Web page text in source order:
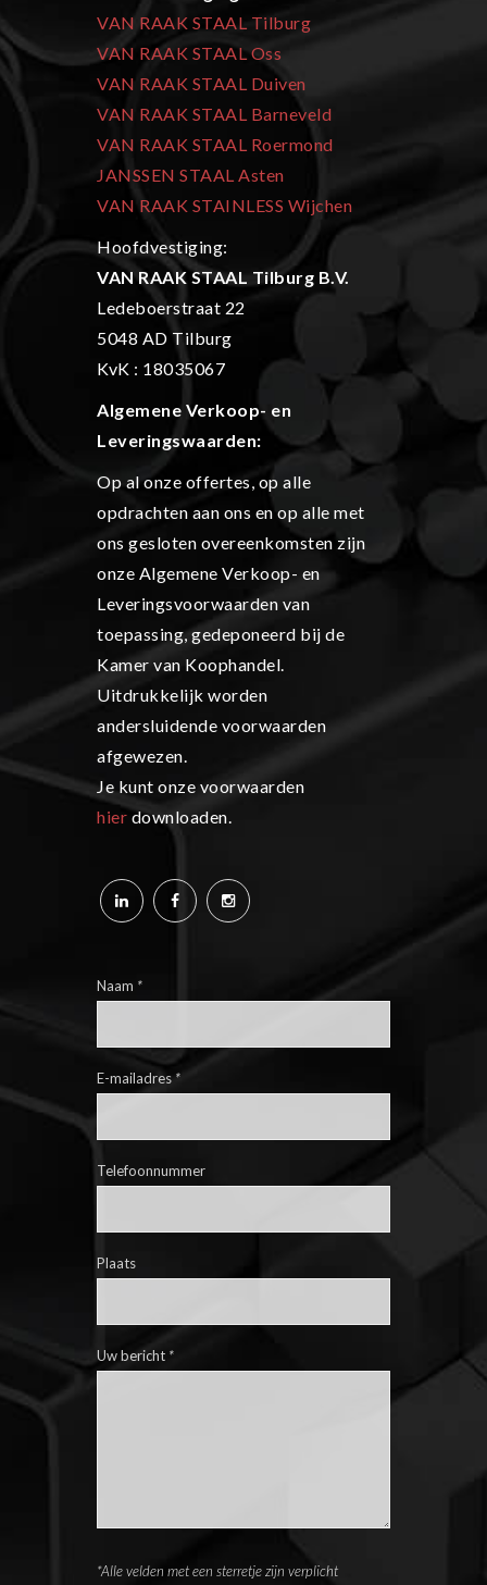
VAN RAAK STAAL Tilburg
VAN RAAK STAAL Oss
VAN RAAK STAAL Duiven
VAN RAAK STAAL Barneveld
VAN RAAK STAAL Roermond
JANSSEN STAAL Asten
VAN RAAK STAINLESS Wijchen
Hoofdvestiging:
VAN RAAK STAAL Tilburg B.V.
Ledeboerstraat 22
5048 AD Tilburg
KvK : 18035067
Algemene Verkoop- en
Leveringswaarden:
Op al onze offertes, op alle
opdrachten aan ons en op alle met
ons gesloten overeenkomsten zijn
onze Algemene Verkoop- en
Leveringsvoorwaarden van
toepassing, gedeponeerd bij de
Kamer van Koophandel.
Uitdrukkelijk worden
andersluidende voorwaarden
afgewezen.
Je kunt onze voorwaarden
hier downloaden.
Naam *
E-mailadres *
Telefoonnummer
Plaats
Uw bericht *
*Alle velden met een sterretje zijn verplicht